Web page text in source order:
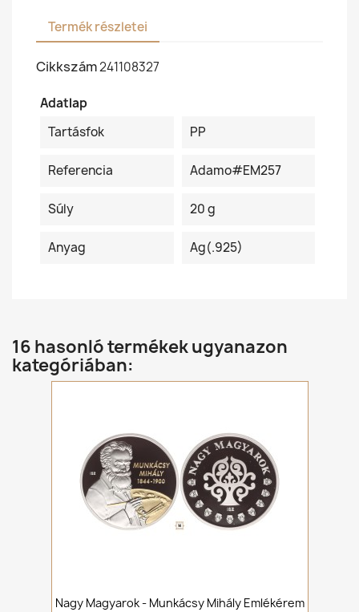
Termék részletei
Cikkszám241108327
Adatlap
Tartásfok
PP
Referencia Adamo#EM257
Súly 20 g
Anyag Ag(.925)
16 hasonló termékek ugyanazon
kategóriában:
Nagy Magyarok - Munkácsy Mihály Emlékérem